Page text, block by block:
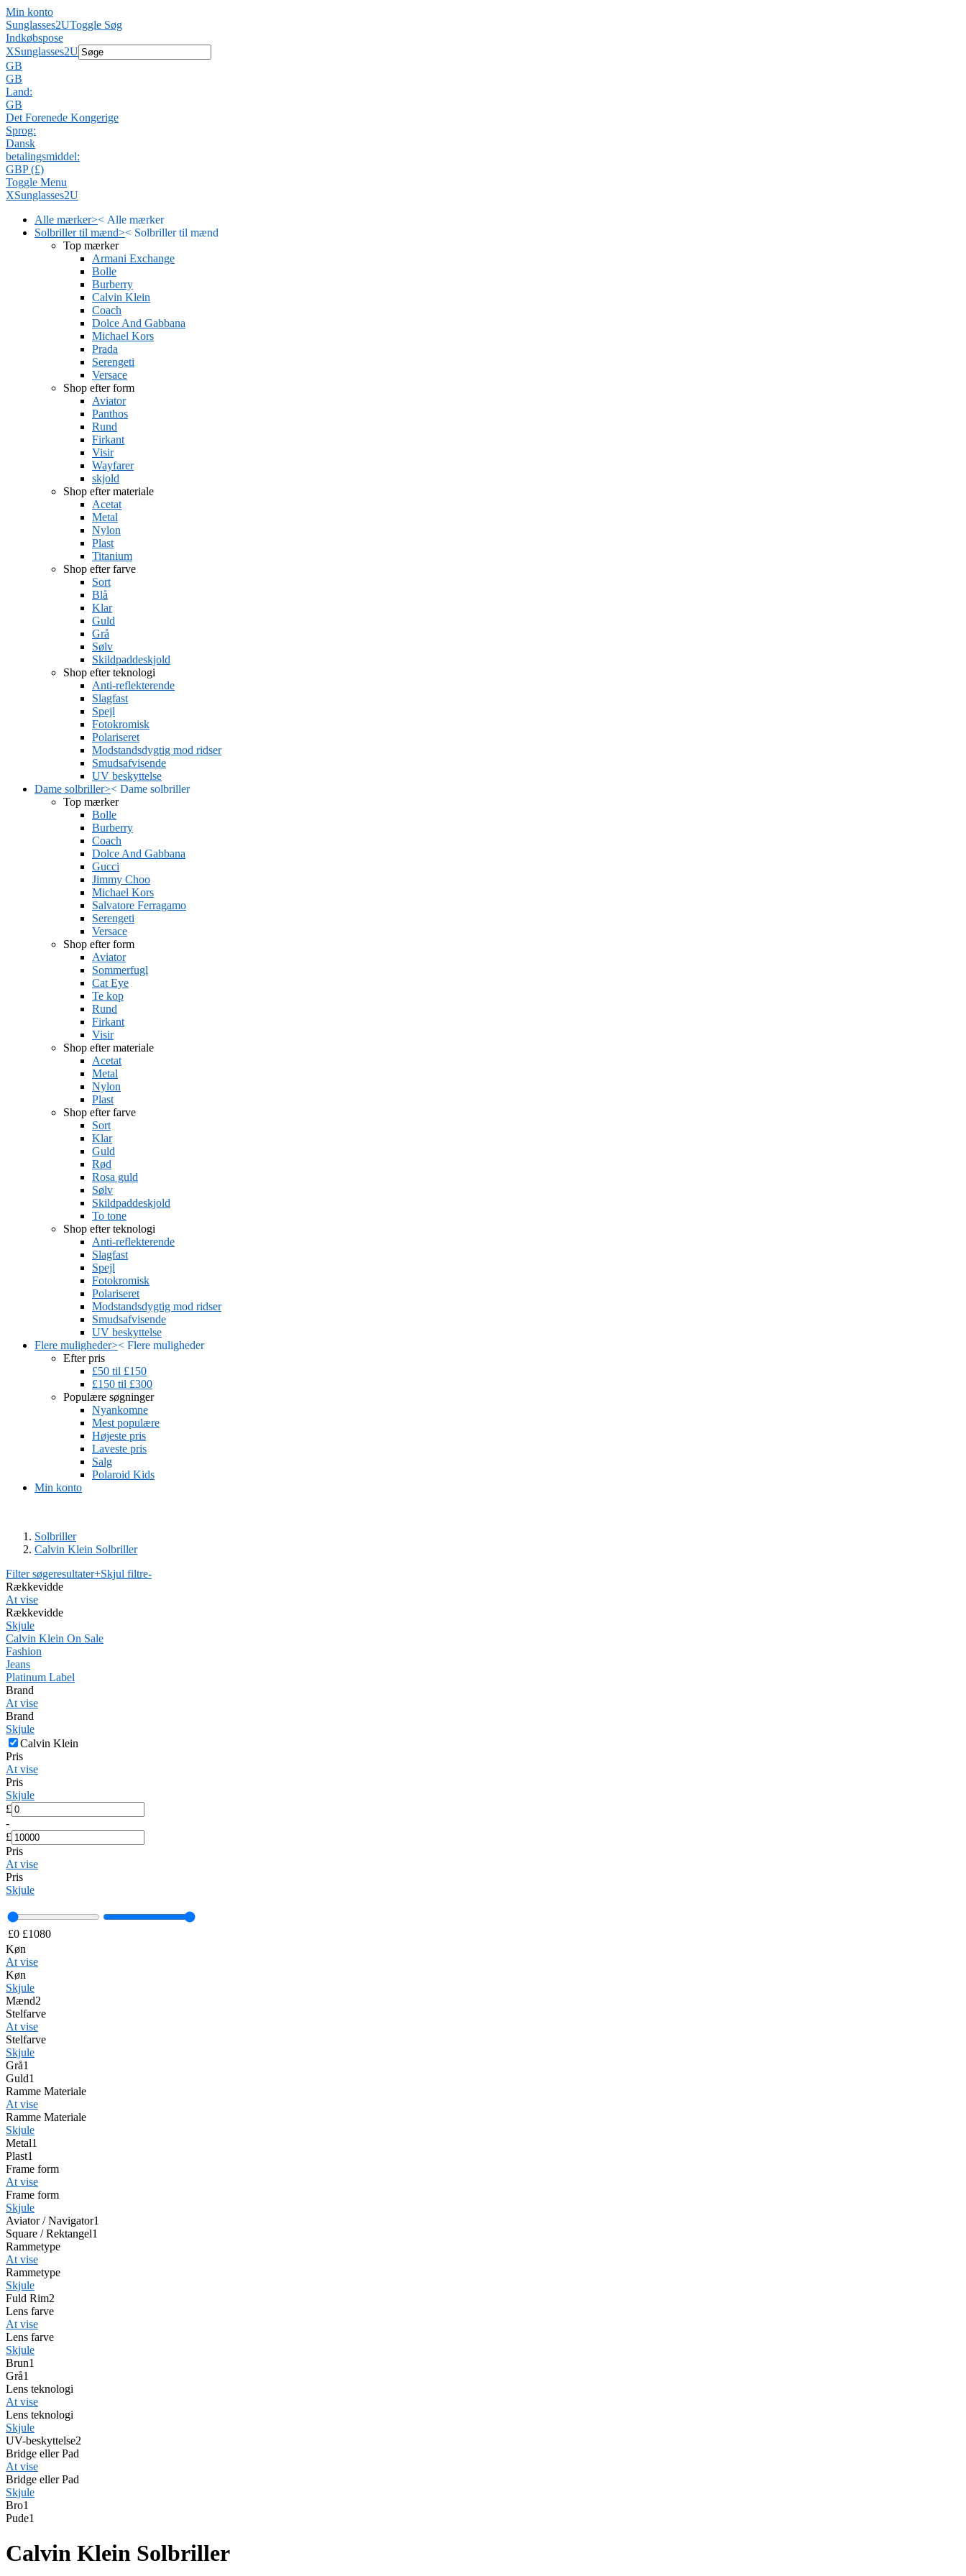
Min konto
Sunglasses2UToggle Søg
Indkøbspose
XSunglasses2U
GB
GB
Land:
GB
Det Forenede Kongerige
Sprog:
Dansk
betalingsmiddel:
GBP (£)
Toggle Menu
XSunglasses2U
Alle mærker>< Alle mærker
Solbriller til mænd>< Solbriller til mænd
Top mærker
Armani Exchange
Bolle
Burberry
Calvin Klein
Coach
Dolce And Gabbana
Michael Kors
Prada
Serengeti
Versace
Shop efter form
Aviator
Panthos
Rund
Firkant
Visir
Wayfarer
skjold
Shop efter materiale
Acetat
Metal
Nylon
Plast
Titanium
Shop efter farve
Sort
Blå
Klar
Guld
Grå
Sølv
Skildpaddeskjold
Shop efter teknologi
Anti-reflekterende
Slagfast
Spejl
Fotokromisk
Polariseret
Modstandsdygtig mod ridser
Smudsafvisende
UV beskyttelse
Dame solbriller>< Dame solbriller
Top mærker
Bolle
Burberry
Coach
Dolce And Gabbana
Gucci
Jimmy Choo
Michael Kors
Salvatore Ferragamo
Serengeti
Versace
Shop efter form
Aviator
Sommerfugl
Cat Eye
Te kop
Rund
Firkant
Visir
Shop efter materiale
Acetat
Metal
Nylon
Plast
Shop efter farve
Sort
Klar
Guld
Rød
Rosa guld
Sølv
Skildpaddeskjold
To tone
Shop efter teknologi
Anti-reflekterende
Slagfast
Spejl
Fotokromisk
Polariseret
Modstandsdygtig mod ridser
Smudsafvisende
UV beskyttelse
Flere muligheder>< Flere muligheder
Efter pris
£50 til £150
£150 til £300
Populære søgninger
Nyankomne
Mest populære
Højeste pris
Laveste pris
Salg
Polaroid Kids
Min konto
Solbriller
Calvin Klein Solbriller
Filter søgeresultater+Skjul filtre-
Rækkevidde
At vise
Rækkevidde
Skjule
Calvin Klein On Sale
Fashion
Jeans
Platinum Label
Brand
At vise
Brand
Skjule
Calvin Klein
Pris
At vise
Pris
Skjule
£
-
£
Pris
At vise
Pris
Skjule
£0 £1080
Køn
At vise
Køn
Skjule
Mænd2
Stelfarve
At vise
Stelfarve
Skjule
Grå1
Guld1
Ramme Materiale
At vise
Ramme Materiale
Skjule
Metal1
Plast1
Frame form
At vise
Frame form
Skjule
Aviator / Navigator1
Square / Rektangel1
Rammetype
At vise
Rammetype
Skjule
Fuld Rim2
Lens farve
At vise
Lens farve
Skjule
Brun1
Grå1
Lens teknologi
At vise
Lens teknologi
Skjule
UV-beskyttelse2
Bridge eller Pad
At vise
Bridge eller Pad
Skjule
Bro1
Pude1
Calvin Klein Solbriller